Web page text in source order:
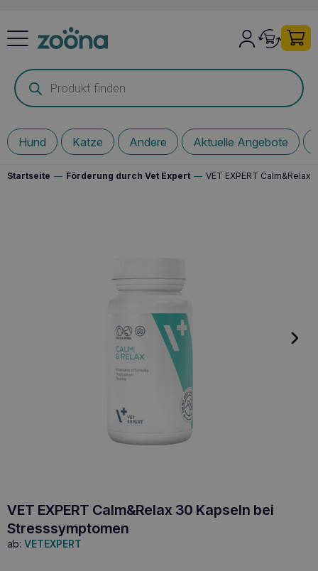
Products
search
Hund Katze Andere Aktuelle Angebote
Startseite — Förderung durch Vet Expert — VET EXPERT
VET EXPERT Calm&Relax 30 Kapseln bei
Stresssymptomen
ab: VETEXPERT